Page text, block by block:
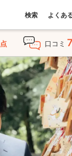
検索 よくあ
点 口コミ